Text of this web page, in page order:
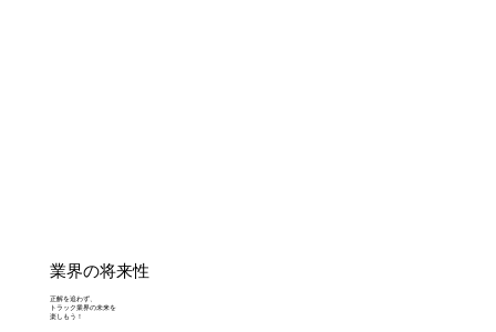
業界の将来性
正解を追わず、
トラック業界の未来を
楽しもう！